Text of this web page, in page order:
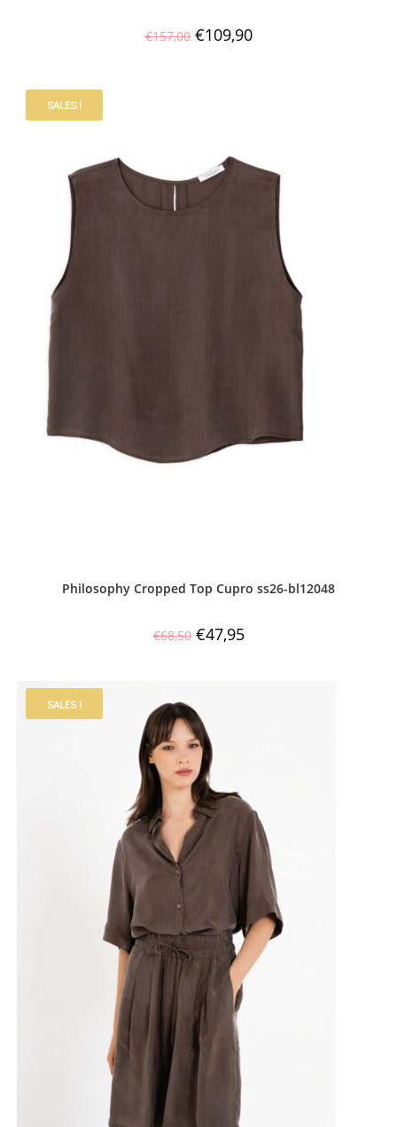
€157,00 €109,90
SALES !
Philosophy Cropped Top Cupro ss26-bl12048
€68,50 €47,95
SALES !